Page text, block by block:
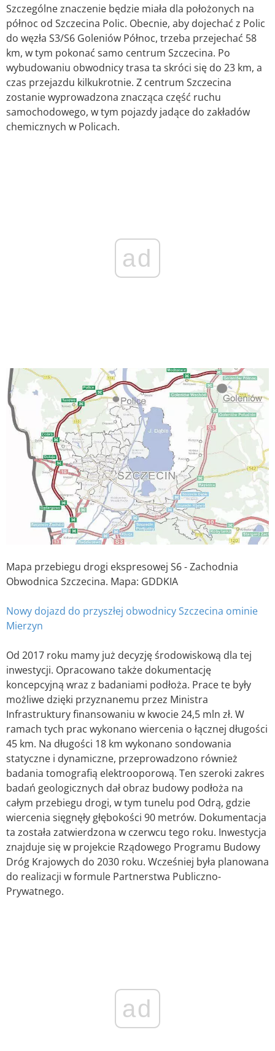
Szczególne znaczenie będzie miała dla położonych na
północ od Szczecina Polic. Obecnie, aby dojechać z Polic
do węzła S3/S6 Goleniów Północ, trzeba przejechać 58
km, w tym pokonać samo centrum Szczecina. Po
wybudowaniu obwodnicy trasa ta skróci się do 23 km, a
czas przejazdu kilkukrotnie. Z centrum Szczecina
zostanie wyprowadzona znacząca część ruchu
samochodowego, w tym pojazdy jadące do zakładów
chemicznych w Policach.
ad
Mapa przebiegu drogi ekspresowej S6 - Zachodnia
Obwodnica Szczecina. Mapa: GDDKIA
Nowy dojazd do przyszłej obwodnicy Szczecina ominie
Mierzyn
Od 2017 roku mamy już decyzję środowiskową dla tej
inwestycji. Opracowano także dokumentację
koncepcyjną wraz z badaniami podłoża. Prace te były
możliwe dzięki przyznanemu przez Ministra
Infrastruktury finansowaniu w kwocie 24,5 mln zł. W
ramach tych prac wykonano wiercenia o łącznej długości
45 km. Na długości 18 km wykonano sondowania
statyczne i dynamiczne, przeprowadzono również
badania tomografią elektrooporową. Ten szeroki zakres
badań geologicznych dał obraz budowy podłoża na
całym przebiegu drogi, w tym tunelu pod Odrą, gdzie
wiercenia sięgnęły głębokości 90 metrów. Dokumentacja
ta została zatwierdzona w czerwcu tego roku. Inwestycja
znajduje się w projekcie Rządowego Programu Budowy
Dróg Krajowych do 2030 roku. Wcześniej była planowana
do realizacji w formule Partnerstwa Publiczno-
Prywatnego.
ad